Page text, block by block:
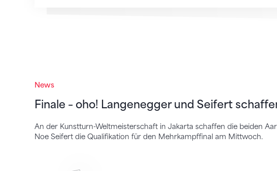
News
Finale – oho! Langenegger und Seifert
An der Kunstturn-Weltmeisterschaft in Jakarta schaffen die beiden
Noe Seifert die Qualifikation für den Mehrkampffinal am Mittwoch.